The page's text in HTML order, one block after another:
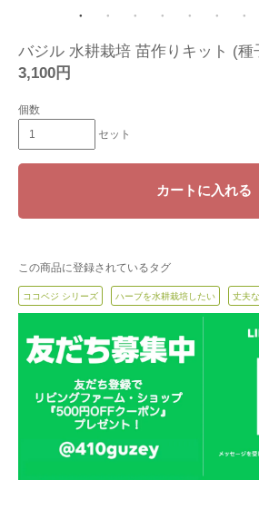
バジル 水耕栽培 苗作りキット (種
3,100円
個数
セット
カートに入れる
この商品に登録されているタグ
ココベジ シリーズ ハーブを水耕栽培したい 丈夫